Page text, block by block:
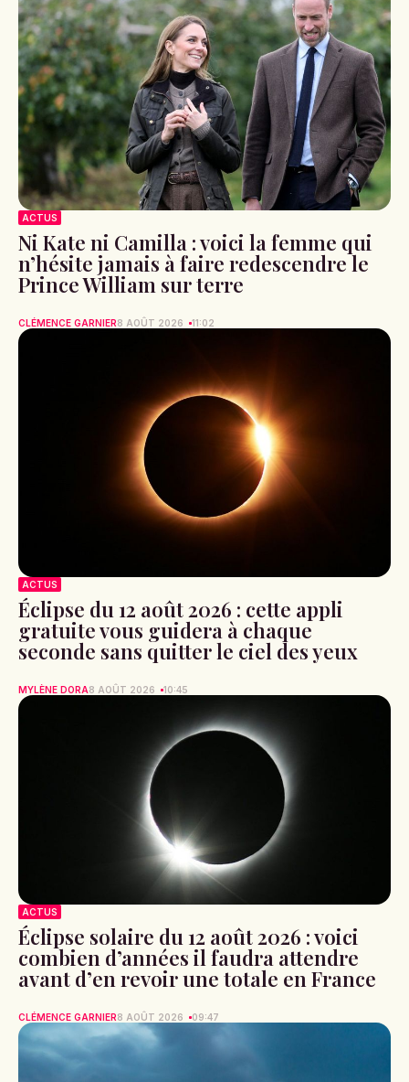
ACTUS
Ni Kate ni Camilla : voici la femme qui
n’hésite jamais à faire redescendre le
Prince William sur terre
CLÉMENCE GARNIER8 AOÛT 2026 11:02
ACTUS
Éclipse du 12 août 2026 : cette appli
gratuite vous guidera à chaque
seconde sans quitter le ciel des yeux
MYLÈNE DORA8 AOÛT 2026 10:45
ACTUS
Éclipse solaire du 12 août 2026 : voici
combien d’années il faudra attendre
avant d’en revoir une totale en France
CLÉMENCE GARNIER8 AOÛT 2026 09:47